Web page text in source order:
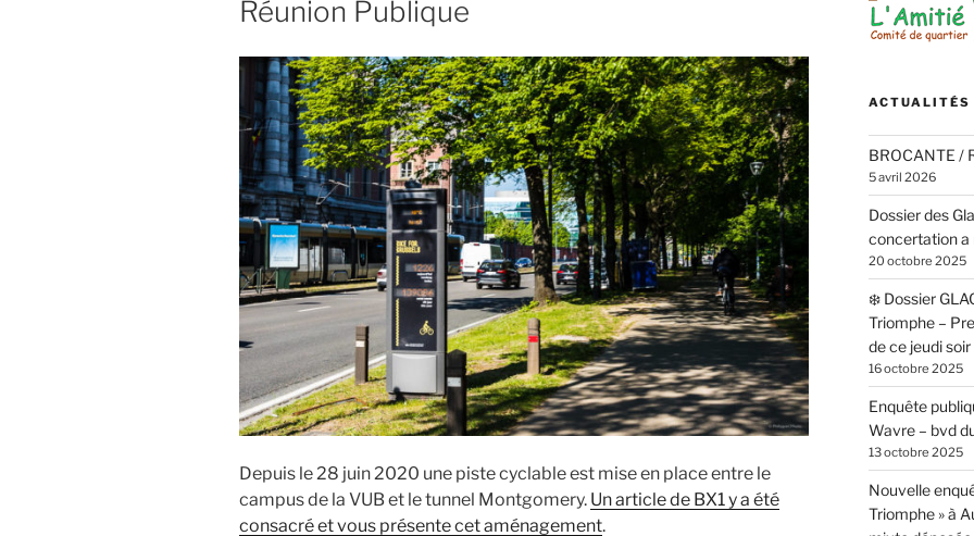
Réunion Publique
Depuis le 28 juin 2020 une piste cyclable est mise en place entre le
campus de la VUB et le tunnel Montgomery. Un article de BX1 y a été
consacré et vous présente cet aménagement.
ACTUALITÉS
BROCANTE /
5 avril 2026
Dossier des
concertation a
20 octobre 2025
❄️ Dossier
Triomphe –
de ce jeudi
16 octobre 2025
Enquête
Wavre – bvd
13 octobre 2025
Nouvelle
Triomphe » à